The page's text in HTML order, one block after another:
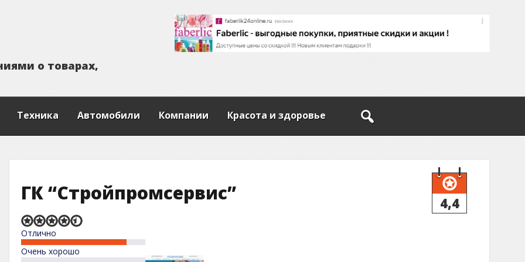
иями о товарах,
Техника Автомобили Компании Красота и здоровье
ГК “Стройпромсервис” 4,4
Rated
4,4
out
of
Отлично
Очень хорошо